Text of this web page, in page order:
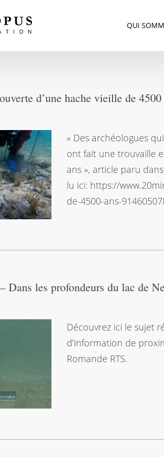
QUI
d’une hache vieille de 4500
« Des archéologues
ont fait une trouvaille
ans », article paru
lu ici: https://
de-4500-ans-
Dans les profondeurs du lac de
Découvrez ici le sujet
d’information de
Romande RTS.